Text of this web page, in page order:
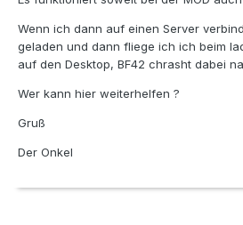
Wenn ich dann auf einen Server
geladen und dann fliege ich ich beim
auf den Desktop, BF42 chrasht dabei
Wer kann hier weiterhelfen ?
Gruß
Der Onkel